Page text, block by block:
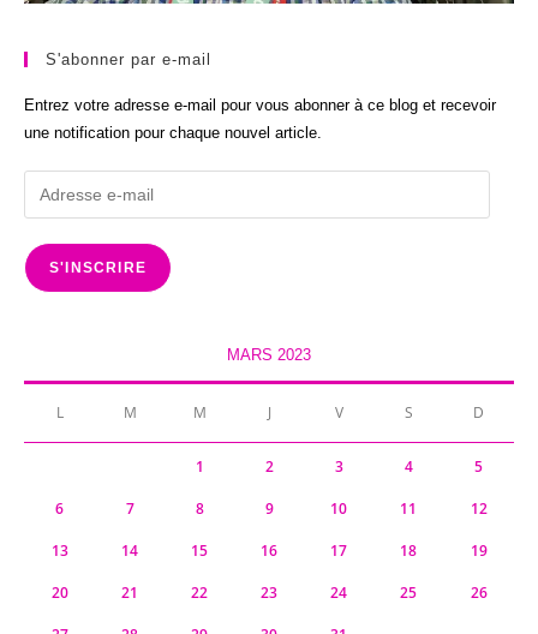
S'abonner par e-mail
Entrez votre adresse e-mail pour vous abonner à ce blog et recevoir
une notification pour chaque nouvel article.
Adresse
e-
mail
S'INSCRIRE
MARS 2023
L M M J V S D
1 2 3 4 5
6 7 8 9 10 11 12
13 14 15 16 17 18 19
20 21 22 23 24 25 26